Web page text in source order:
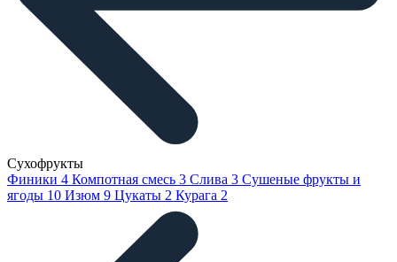
Сухофрукты
Финики 4 Компотная смесь 3 Слива 3 Сушеные фрукты и
ягоды 10 Изюм 9 Цукаты 2 Курага 2